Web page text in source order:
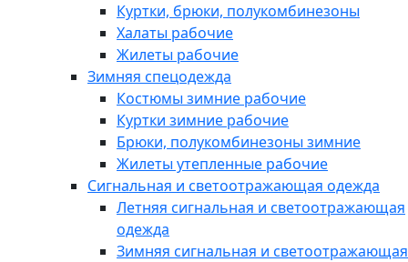
Куртки, брюки, полукомбинезоны
Халаты рабочие
Жилеты рабочие
Зимняя спецодежда
Костюмы зимние рабочие
Куртки зимние рабочие
Брюки, полукомбинезоны зимние
Жилеты утепленные рабочие
Сигнальная и светоотражающая одежда
Летняя сигнальная и светоотражающая
одежда
Зимняя сигнальная и светоотражающая